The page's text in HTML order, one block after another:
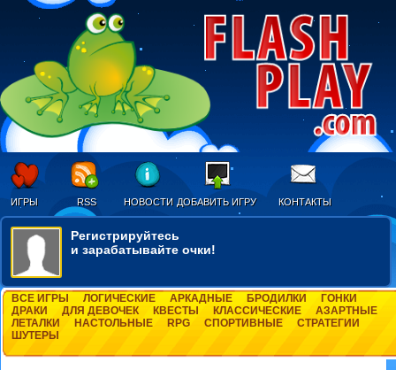
ИГРЫ RSS НОВОСТИ ДОБАВИТЬ ИГРУ КОНТАКТЫ
Регистрируйтесь
и зарабатывайте очки!
ВСЕ ИГРЫ ЛОГИЧЕСКИЕ АРКАДНЫЕ БРОДИЛКИ
ГОНКИ
ДРАКИ
ДЛЯ ДЕВОЧЕК КВЕСТЫ КЛАССИЧЕСКИЕ
АЗАРТНЫЕ
ЛЕТАЛКИ
НАСТОЛЬНЫЕ RPG СПОРТИВНЫЕ
СТРАТЕГИИ
ШУТЕРЫ